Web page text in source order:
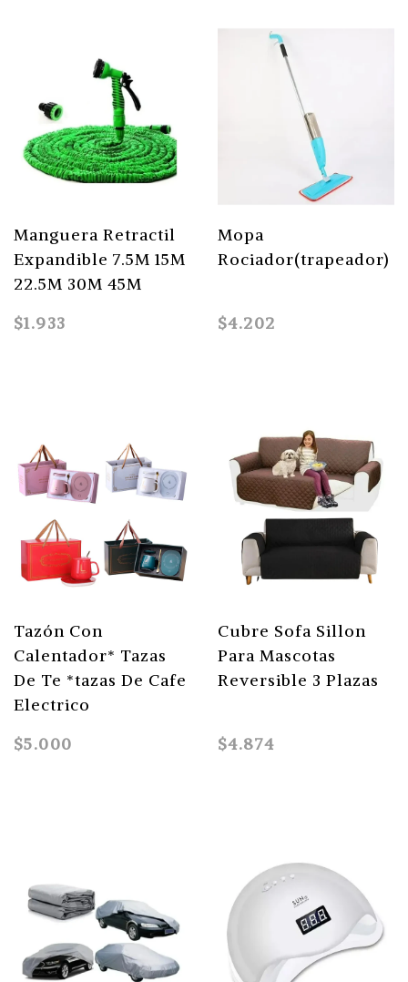
Manguera Retractil
Expandible 7.5M 15M
22.5M 30M 45M
$1.933
Mopa
Rociador(trapeador)
$4.202
Tazón Con
Calentador* Tazas
De Te *tazas De Cafe
Electrico
$5.000
Cubre Sofa Sillon
Para Mascotas
Reversible 3 Plazas
$4.874